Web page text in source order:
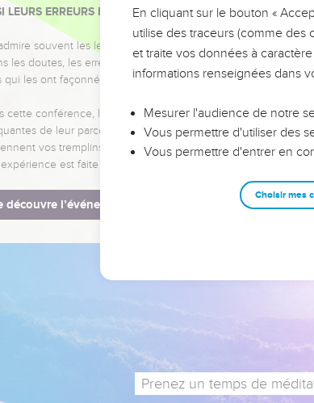
LEURS ERREURS POUVAIENT VOUS ÉVITER LES VOTRES ?
souvent les leaders pour leurs réussites, leur impact,
les doutes, les erreurs et les saisons difficiles qu'ils ont
qui les ont façonnés.
cette conférence, leaders, entrepreneurs, et responsables
de leur parcours et les clés pour avancer avec plus de
vos tremplins. Que vous guidiez un ministère, une
est faite pour vous.
découvre l’événement
Prenez un temps de
En cliquant sur le bouton «
utilise des traceurs (comme
et traite vos données à
informations renseignées dans
Mesurer l'audience de notre
Vous permettre d'utiliser des
Vous permettre d'entrer en
Choisir mes